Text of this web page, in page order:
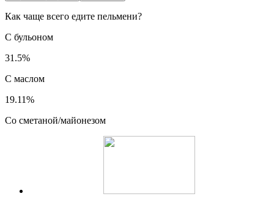
Как чаще всего едите пельмени?
С бульоном
31.5%
С маслом
19.11%
Со сметаной/майонезом